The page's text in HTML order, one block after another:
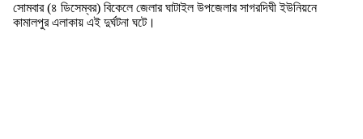
সোমবার (৪ ডিসেম্বর) বিকেলে জেলার ঘাটাইল উপজেলার সাগরদিঘী ইউনিয়নে
কামালপুর এলাকায় এই দুর্ঘটনা ঘটে।